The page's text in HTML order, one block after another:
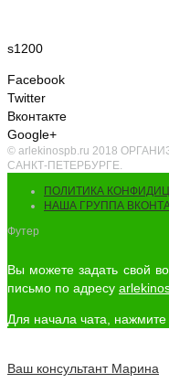
s1200
Facebook
Twitter
Вконтакте
Google+
© arlekinospb.ru 2018
САНКТ-ПЕТЕРБУРГЕ.
ПОЛИТИКА
НАША ГРУППА
Футер
Вы можете задать свой
письмо по адресу
Для начала чата, нажмите
Ваш консультант Марина